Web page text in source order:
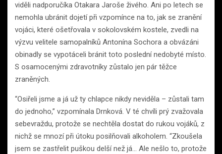
viděli nadporučíka Otakara Jaroše živého. Ani po letech se
nemohla ubránit dojetí při vzpomínce na to, jak se zranění
vojáci, které ošetřovala v sokolovském kostele, zvedli na
výzvu velitele samopalníků Antonína Sochora a obvázáni
obinadly se vypotáceli bránit toto poslední nedobyté místo.
S osamocenými zdravotníky zůstalo jen pár těžce
zraněných.
“Osiřeli jsme a já už ty chlapce nikdy neviděla – zůstali tam
do jednoho,” vzpomínala Drnková. V té chvíli prý zvažovala
sebevraždu, protože se nechtěla dostat do rukou vojáků, z
nichž se mnozí při útoku posilňovali alkoholem. “Zkoušela
jsem se zastřelit puškou delší než já… Ale nešlo to, protože